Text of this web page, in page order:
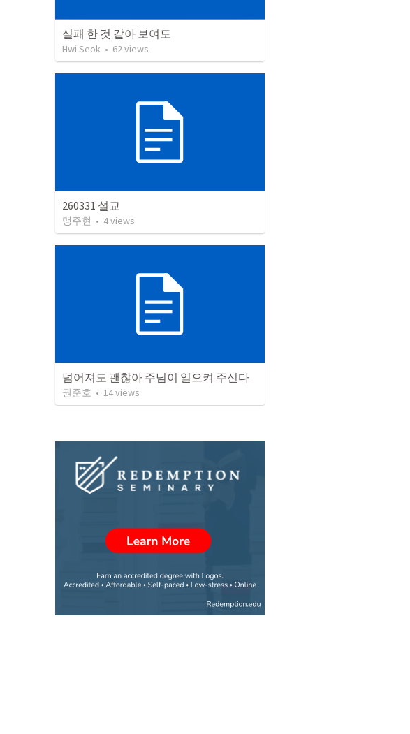
실패 한 것 같아 보여도
Hwi Seok • 62views
260331 설교
맹주현 • 4views
넘어져도 괜찮아 주님이 일으켜 주신다
권준호 • 14views